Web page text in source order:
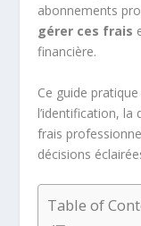
abonnements
gérer ces frais
financière.
Ce guide
l’identification, la
frais
décisions
Table of